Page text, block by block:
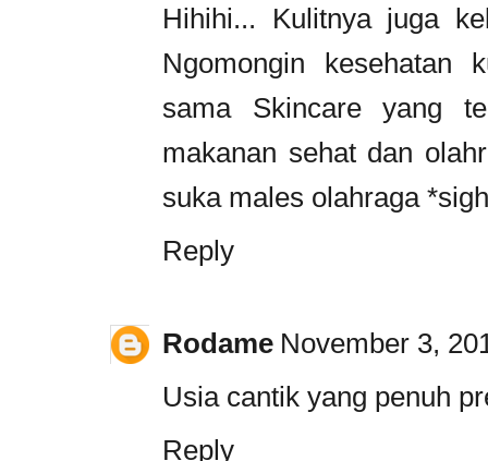
Hihihi... Kulitnya juga
Ngomongin kesehatan
sama Skincare yang
makanan sehat dan
suka males olahraga *sigh
Reply
Rodame November 3,
Usia cantik yang penuh
Reply